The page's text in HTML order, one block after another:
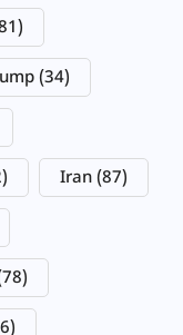
(34)
Iran (87)